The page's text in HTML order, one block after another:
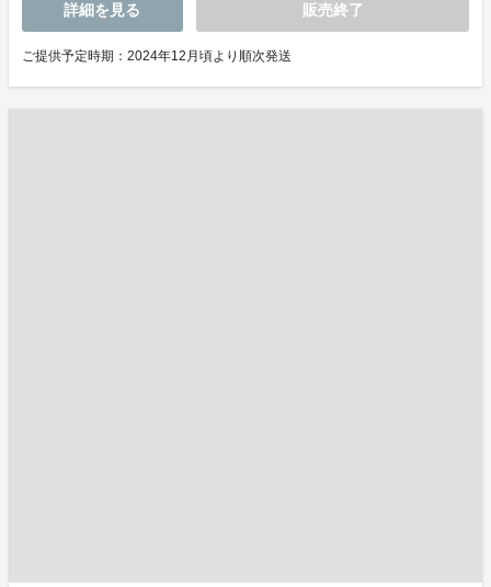
詳細を見る 販売終了
ご提供予定時期：2024年12月頃より順次発送